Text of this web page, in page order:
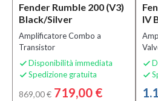
Anniversary
Commemorative
(1)
Accessories
(141)
Acoustasonic
(2)
Fender Rumble 200 (V3)
Black/Silver
Amplificatore Combo a
Transistor
 Disponibilità immediata
 Spedizione gratuita
869,00 € 719,00 €
IV

